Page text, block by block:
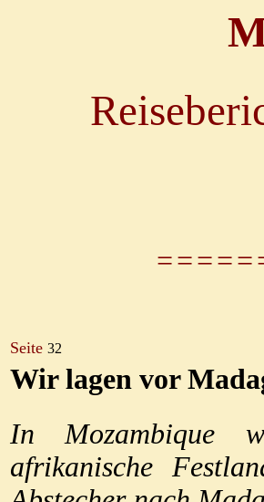
Seite 32
Wir lagen vor
In Mozambique
afrikanische